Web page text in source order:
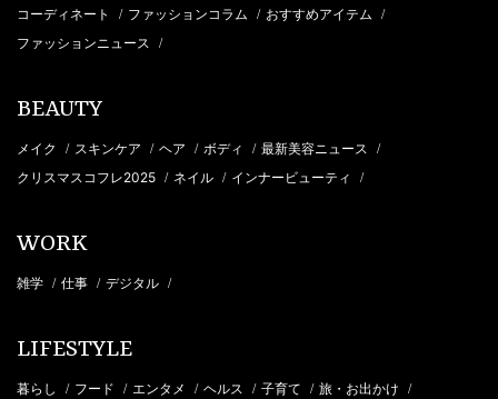
コーディネート / ファッションコラム / おすすめアイテム /
ファッションニュース /
BEAUTY
メイク / スキンケア / ヘア / ボディ / 最新美容ニュース /
クリスマスコフレ2025 / ネイル / インナービューティ /
WORK
雑学 / 仕事 / デジタル /
LIFESTYLE
暮らし / フード / エンタメ / ヘルス / 子育て / 旅・お出かけ /